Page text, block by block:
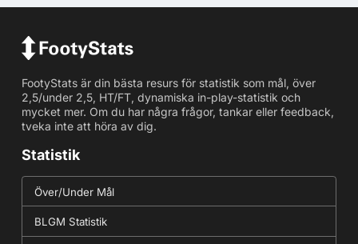
FootyStats är din bästa resurs för statistik som mål, över
2,5/under 2,5, HT/FT, dynamiska in-play-statistik och
mycket mer. Om du har några frågor, tankar eller feedback,
tveka inte att höra av dig.
Statistik
Över/Under Mål
BLGM Statistik